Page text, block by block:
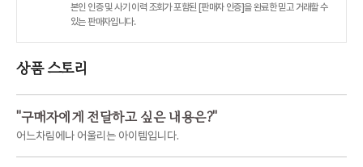
본인 인증 및 사기 이력 조회가 포함된 [판매자 인증]을 완료한 믿고 거래할 수
있는 판매자입니다.
상품 스토리
"구매자에게 전달하고 싶은 내용은?"
어느차림에나 어울리는 아이템입니다.